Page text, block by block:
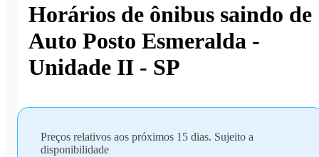
Horários de ônibus saindo de
Auto Posto Esmeralda -
Unidade II - SP
Preços relativos aos próximos 15 dias. Sujeito a
disponibilidade